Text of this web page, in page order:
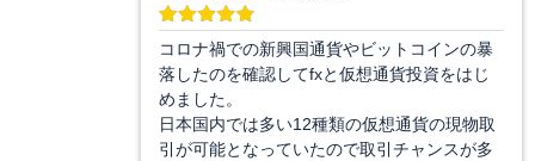
コロナ禍での新興国通貨やビットコインの暴
落したのを確認してfxと仮想通貨投資をはじ
めました。
日本国内では多い12種類の仮想通貨の現物取
引が可能となっていたので取引チャンスが多